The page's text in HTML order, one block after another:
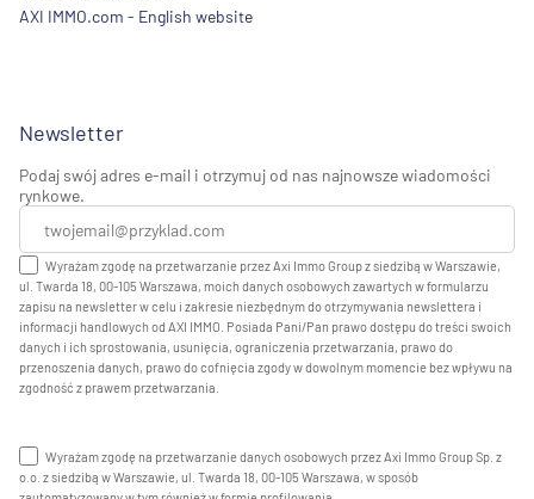
AXI IMMO.com - English website
Newsletter
Podaj swój adres e-mail i otrzymuj od nas najnowsze wiadomości
rynkowe.
Wyrażam zgodę na przetwarzanie przez Axi Immo Group z siedzibą w Warszawie,
ul. Twarda 18, 00-105 Warszawa, moich danych osobowych zawartych w formularzu
zapisu na newsletter w celu i zakresie niezbędnym do otrzymywania newslettera i
informacji handlowych od AXI IMMO. Posiada Pani/Pan prawo dostępu do treści swoich
danych i ich sprostowania, usunięcia, ograniczenia przetwarzania, prawo do
przenoszenia danych, prawo do cofnięcia zgody w dowolnym momencie bez wpływu na
zgodność z prawem przetwarzania.
Wyrażam zgodę na przetwarzanie danych osobowych przez Axi Immo Group Sp. z
o.o. z siedzibą w Warszawie, ul. Twarda 18, 00-105 Warszawa, w sposób